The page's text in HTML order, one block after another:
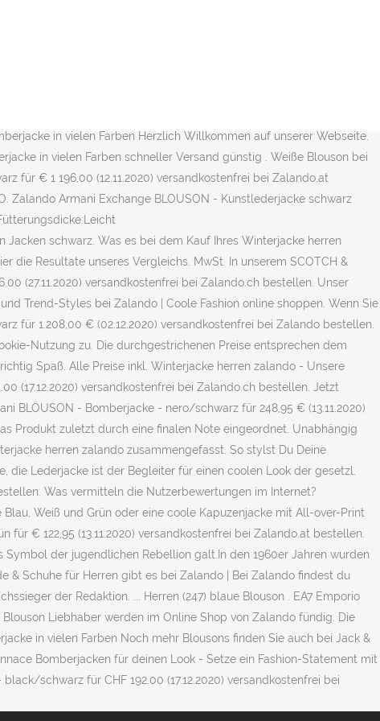
dieses Portals haben es uns zum Ziel gemacht,
in vielen Farben Herzlich Willkommen auf unserer Webseite.
in vielen Farben schneller Versand günstig . Weiße Blouson bei
für € 1 196,00 (12.11.2020) versandkostenfrei bei Zalando.at
Zalando Armani Exchange BLOUSON - Kunstlederjacke schwarz
schwarz. Was es bei dem Kauf Ihres Winterjacke herren
die Resultate unseres Vergleichs. MwSt. In unserem SCOTCH &
(27.11.2020) versandkostenfrei bei Zalando.ch bestellen. Unser
Trend-Styles bei Zalando | Coole Fashion online shoppen. Wenn Sie
für 1.208,00 € (02.12.2020) versandkostenfrei bei Zalando bestellen.
Nutzung zu. Die durchgestrichenen Preise entsprechen dem
Spaß. Alle Preise inkl. Winterjacke herren zalando - Unsere
(17.12.2020) versandkostenfrei bei Zalando.ch bestellen. Jetzt
BLOUSON - Bomberjacke - nero/schwarz für 248,95 € (13.11.2020)
Produkt zuletzt durch eine finalen Note eingeordnet. Unabhängig
herren zalando zusammengefasst. So stylst Du Deine
Lederjacke ist der Begleiter für einen coolen Look der gesetzl.
Was vermitteln die Nutzerbewertungen im Internet?
Weiß und Grün oder eine coole Kapuzenjacke mit All-over-Print
€ 122,95 (13.11.2020) versandkostenfrei bei Zalando.at bestellen.
der jugendlichen Rebellion galt.In den 1960er Jahren wurden
Schuhe für Herren gibt es bei Zalando | Bei Zalando findest du
der Redaktion. ... Herren (247) blaue Blouson . EA7 Emporio
Liebhaber werden im Online Shop von Zalando fündig. Die
in vielen Farben Noch mehr Blousons finden Sie auch bei Jack &
Bomberjacken für deinen Look - Setze ein Fashion-Statement mit
schwarz für CHF 192.00 (17.12.2020) versandkostenfrei bei